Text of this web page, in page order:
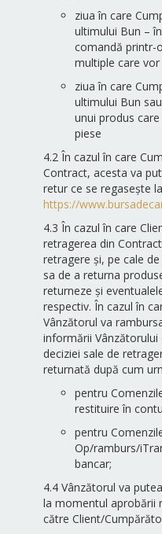
ziua în care
ultimului Bun –
comandă printr-
multiple care
ziua în care
ultimului Bun
unui produs
piese
4.2 În cazul în care
Contract, acesta va
retur ce se regasește
https://
4.3 În cazul în care
retragerea din
retragere și, pe cale
sa de a returna
returneze și
respectiv. În cazul în
Vânzătorul va
informării
deciziei sale de
returnată după cum
pentru
restituire în
pentru
Op/ramburs/
bancar;
4.4 Vânzătorul va
la momentul aprobării
către Client/